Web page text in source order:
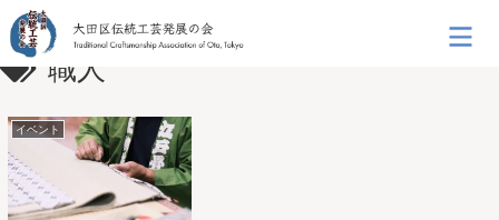
職人
イベント